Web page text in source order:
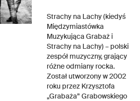
Strachy na Lachy (kiedyś
Międzymiastówka
Muzykująca Grabaż i
Strachy na Lachy) – polski
zespół muzyczny, grający
różne odmiany rocka.
Został utworzony w 2002
roku przez Krzysztofa
„Grabaża” Grabowskiego